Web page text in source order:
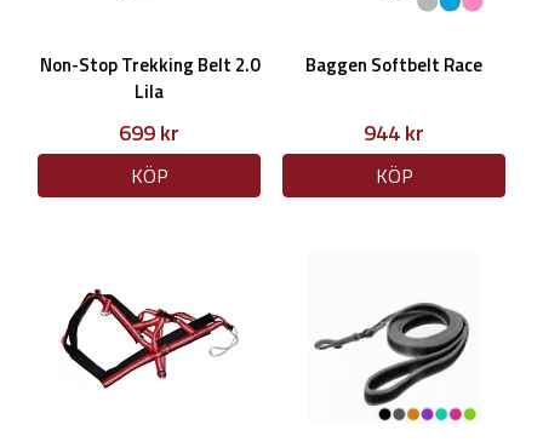
Non-Stop Trekking Belt 2.0
Lila
699 kr
KÖP
Baggen Softbelt Race
944 kr
KÖP